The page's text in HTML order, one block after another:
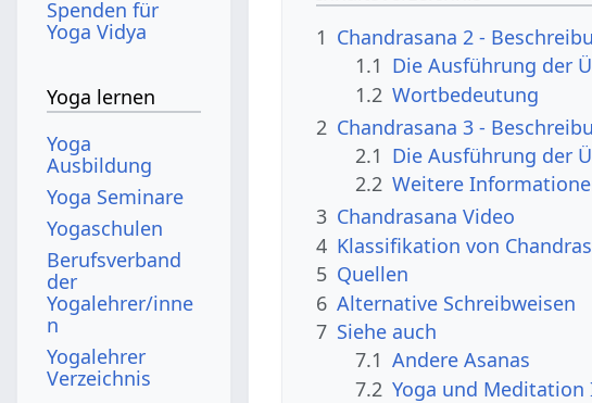
1 Chandrasana 2 -
1.1 Die Ausführung der
1.2 Wortbedeutung
2 Chandrasana 3 -
2.1 Die Ausführung der
2.2 Weitere
3 Chandrasana Video
4 Klassifikation von
5 Quellen
6 Alternative Schreibweisen
7 Siehe auch
7.1 Andere Asanas
7.2 Yoga und Meditation
Spenden für
Yoga Vidya
Yoga lernen
Yoga
Ausbildung
Yoga Seminare
Yogaschulen
Berufsverband
der
Yogalehrer/inne
n
Yogalehrer
Verzeichnis